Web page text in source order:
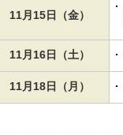
11月15日（金）
11月16日（土）
11月18日（月）